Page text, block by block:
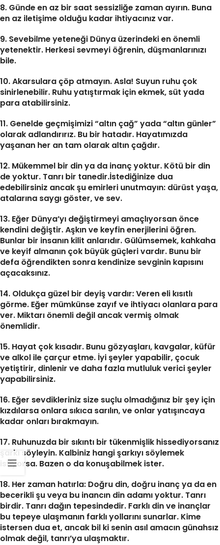
8. Günde en az bir saat sessizliğe zaman ayırın. Buna
en az iletişime olduğu kadar ihtiyacınız var.
9. Sevebilme yeteneği Dünya üzerindeki en önemli
yetenektir. Herkesi sevmeyi öğrenin, düşmanlarınızı
bile.
10. Akarsulara çöp atmayın. Asla! Suyun ruhu çok
sinirlenebilir. Ruhu yatıştırmak için ekmek, süt yada
para atabilirsiniz.
11. Genelde geçmişimizi “altın çağ” yada “altın günler”
olarak adlandırırız. Bu bir hatadır. Hayatımızda
yaşanan her an tam olarak altın çağdır.
12. Mükemmel bir din ya da inanç yoktur. Kötü bir din
de yoktur. Tanrı bir tanedir.İstediğinize dua
edebilirsiniz ancak şu emirleri unutmayın: dürüst yaşa,
atalarına saygı göster, ve sev.
13. Eğer Dünya’yı değiştirmeyi amaçlıyorsan önce
kendini değiştir. Aşkın ve keyfin enerjilerini öğren.
Bunlar bir insanın kilit anlarıdır. Gülümsemek, kahkaha
ve keyif almanın çok büyük güçleri vardır. Bunu bir
defa öğrendikten sonra kendinize sevginin kapısını
açacaksınız.
14. Oldukça güzel bir deyiş vardır: Veren eli kısıtlı
görme. Eğer mümkünse zayıf ve ihtiyacı olanlara para
ver. Miktarı önemli değil ancak vermiş olmak
önemlidir.
15. Hayat çok kısadır. Bunu gözyaşları, kavgalar, küfür
ve alkol ile çarçur etme. İyi şeyler yapabilir, çocuk
yetiştirir, dinlenir ve daha fazla mutluluk verici şeyler
yapabilirsiniz.
16. Eğer sevdikleriniz size suçlu olmadığınız bir şey için
kızdılarsa onlara sıkıca sarılın, ve onlar yatışıncaya
kadar onları bırakmayın.
17. Ruhunuzda bir sıkıntı bir tükenmişlik hissediyorsanız
şarkı söyleyin. Kalbiniz hangi şarkıyı söylemek
istiyorsa. Bazen o da konuşabilmek ister.
18. Her zaman hatırla: Doğru din, doğru inanç ya da en
becerikli şu veya bu inancın din adamı yoktur. Tanrı
birdir. Tanrı dağın tepesindedir. Farklı din ve inançlar
bu tepeye ulaşmanın farklı yollarını sunarlar. Kime
istersen dua et, ancak bil ki senin asıl amacın günahsız
olmak değil, tanrı’ya ulaşmaktır.